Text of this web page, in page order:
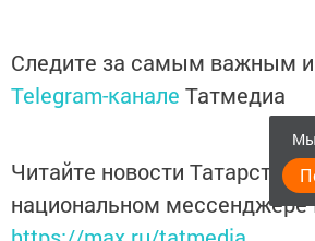
Следите за самым важным
Telegram-канале Татмедиа
Читайте новости Татарстана
национальном
Мы